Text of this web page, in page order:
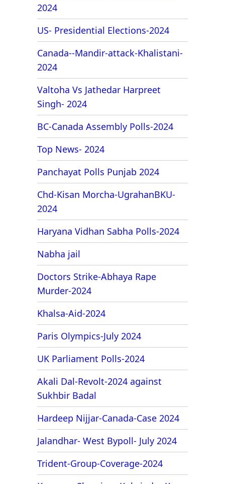
2024
US- Presidential Elections-2024
Canada--Mandir-attack-Khalistani-
2024
Valtoha Vs Jathedar Harpreet
Singh- 2024
BC-Canada Assembly Polls-2024
Top News- 2024
Panchayat Polls Punjab 2024
Chd-Kisan Morcha-UgrahanBKU-
2024
Haryana Vidhan Sabha Polls-2024
Nabha jail
Doctors Strike-Abhaya Rape
Murder-2024
Khalsa-Aid-2024
Paris Olympics-July 2024
UK Parliament Polls-2024
Akali Dal-Revolt-2024 against
Sukhbir Badal
Hardeep Nijjar-Canada-Case 2024
Jalandhar- West Bypoll- July 2024
Trident-Group-Coverage-2024